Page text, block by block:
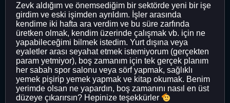
Zevk aldığım ve önemsediğim bir sektörde yeni bir işe
girdim ve eski işimden ayrıldım. İşler arasında
kendime iki hafta ara verdim ve bu süre zarfında
üretken olmak, kendim üzerinde çalışmak vb. için ne
yapabileceğimi bilmek istedim. Yurt dışına veya
eyaletler arası seyahat etmek istemiyorum (gerçekten
param yetmiyor), boş zamanım için tek gerçek planım
her sabah spor salonu veya sörf yapmak, sağlıklı
yemek pişirip yemek yapmak ve kitap okumak. Benim
yerimde olsan ne yapardın, boş zamanını nasıl en üst
düzeye çıkarırsın? Hepinize teşekkürler